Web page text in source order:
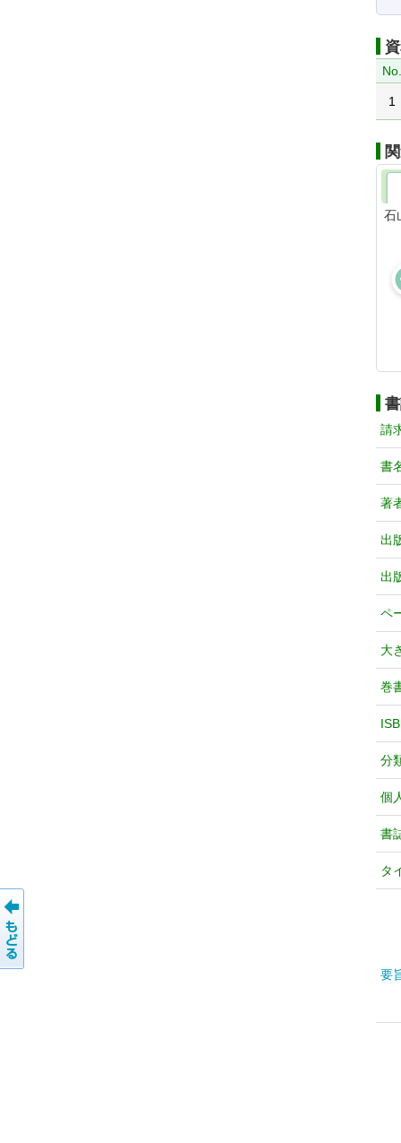
1
石
請
書
著
出
出
ペ
大
巻
分
個
書
タ
要